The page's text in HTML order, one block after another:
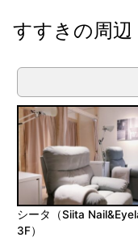
すすきの周辺
シータ（Siita
3F）